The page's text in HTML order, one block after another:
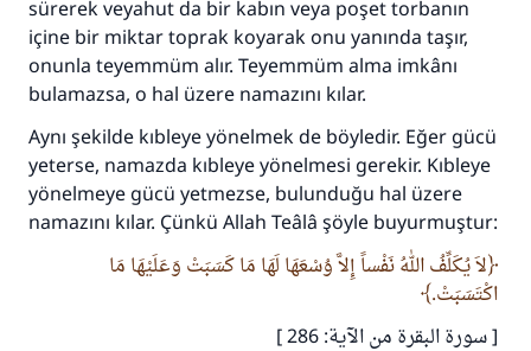
sürerek veyahut da bir kabın veya poşet torbanın
içine bir miktar toprak koyarak onu yanında taşır,
onunla teyemmüm alır. Teyemmüm alma imkânı
bulamazsa, o hal üzere namazını kılar.
Aynı şekilde kıbleye yönelmek de böyledir. Eğer gücü
yeterse, namazda kıbleye yönelmesi gerekir. Kıbleye
yönelmeye gücü yetmezse, bulunduğu hal üzere
namazını kılar. Çünkü Allah Teâlâ şöyle buyurmuştur:
لاَ يُكَلِّفُ اللهُ نَفْساً إِلاَّ وُسْعَهَا لَهَا مَا كَسَبَتْ وَعَلَيْهَا مَا
اكْتَسَبَتْ.
[ سورة البقرة من الآية: 286 ]